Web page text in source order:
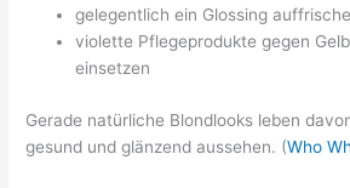
gelegentlich ein Glossing
violette Pflegeprodukte gegen
einsetzen
Gerade natürliche Blondlooks leben
gesund und glänzend aussehen. (Who